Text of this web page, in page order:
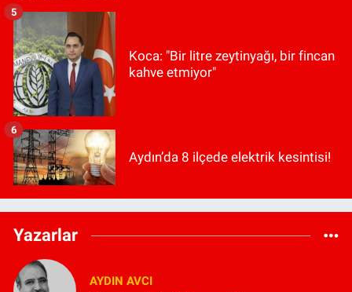
Koca: "Bir litre zeytinyağı, bir fincan
kahve etmiyor"
5
Aydın’da 8 ilçede elektrik kesintisi!
6
Yazarlar
AYDIN AVCI